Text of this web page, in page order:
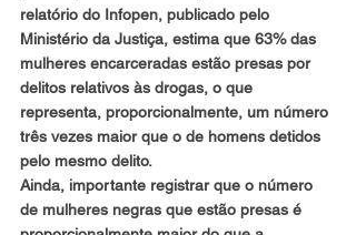
relatório do Infopen, publicado pelo
Ministério da Justiça, estima que 63% das
mulheres encarceradas estão presas por
delitos relativos às drogas, o que
representa, proporcionalmente, um número
três vezes maior que o de homens detidos
pelo mesmo delito.
Ainda, importante registrar que o número
de mulheres negras que estão presas é